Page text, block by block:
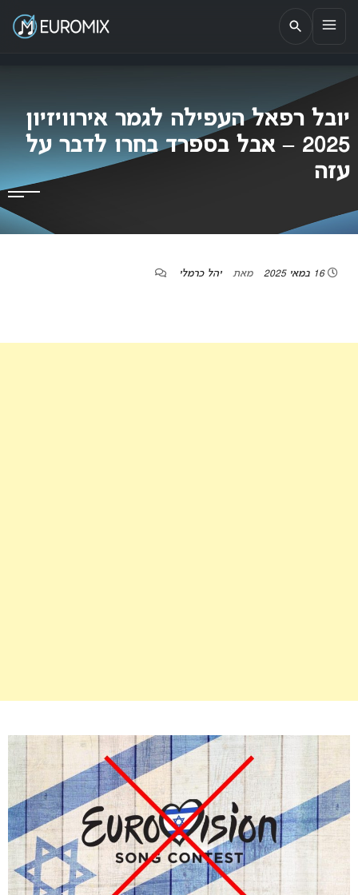
EUROMIX
אתר הבית של האירוויזיון בישראל
יובל רפאל העפילה לגמר אירוויזיון
2025 – אבל בספרד בחרו לדבר על
עזה
16 במאי 2025 מאת יהל כרמלי